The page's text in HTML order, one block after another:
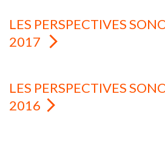
LES PERSPECTIVES
2017
LES PERSPECTIVES
2016